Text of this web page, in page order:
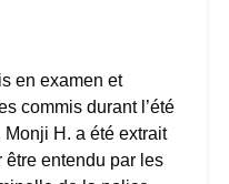
en examen et
commis durant l’été
H. a été extrait
entendu par les